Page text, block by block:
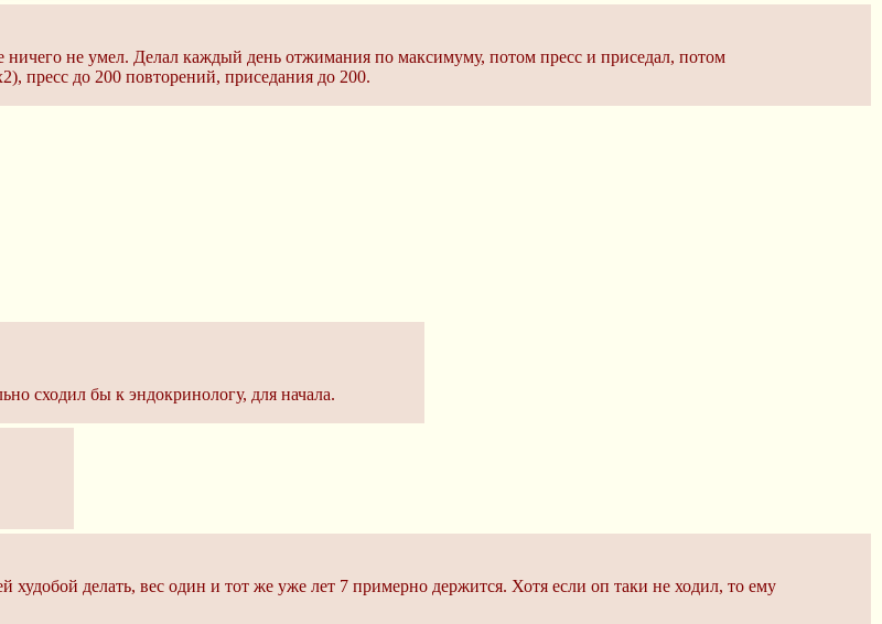
не умел. Делал каждый день отжимания по максимуму, потом пресс и приседал, потом
пресс до 200 повторений, приседания до 200.
сходил бы к эндокринологу, для начала.
делать, вес один и тот же уже лет 7 примерно держится. Хотя если оп таки не ходил, то ему